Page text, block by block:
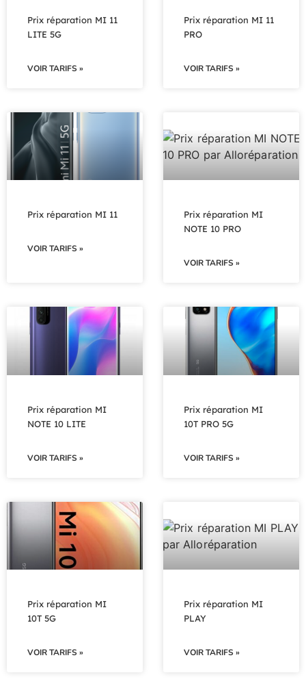
Prix réparation MI 11
LITE 5G
VOIR TARIFS »
Prix réparation MI 11
PRO
VOIR TARIFS »
Prix réparation MI 11
VOIR TARIFS »
Prix réparation MI
NOTE 10 PRO
VOIR TARIFS »
Prix réparation MI
NOTE 10 LITE
VOIR TARIFS »
Prix réparation MI
10T PRO 5G
VOIR TARIFS »
Prix réparation MI
10T 5G
VOIR TARIFS »
Prix réparation MI
PLAY
VOIR TARIFS »